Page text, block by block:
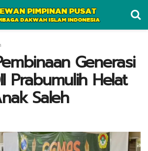
Generasi
Prabumulih Helat
Saleh